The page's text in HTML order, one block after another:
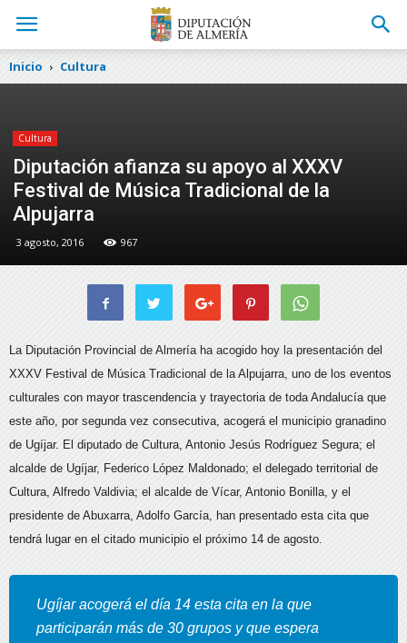
Inicio Cultura
Cultura
Diputación afianza su apoyo al XXXV
Festival de Música Tradicional de la
Alpujarra
3 agosto, 2016 967
La Diputación Provincial de Almería ha acogido hoy la presentación del
XXXV Festival de Música Tradicional de la Alpujarra, uno de los eventos
culturales con mayor trascendencia y trayectoria de toda Andalucía que
este año, por segunda vez consecutiva, acogerá el municipio granadino
de Ugíjar. El diputado de Cultura, Antonio Jesús Rodríguez Segura; el
alcalde de Ugíjar, Federico López Maldonado; el delegado territorial de
Cultura, Alfredo Valdivia; el alcalde de Vícar, Antonio Bonilla, y el
presidente de Abuxarra, Adolfo García, han presentado esta cita que
tendrá lugar en el citado municipio el próximo 14 de agosto.
Ugíjar acogerá el día 14 esta cita en la que
participarán más de 30 grupos y que espera